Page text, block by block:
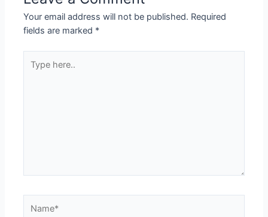
Your email address will not be published. Required
fields are marked *